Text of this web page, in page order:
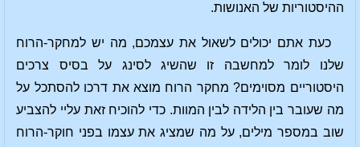
ההיסטוריות של האנושות.
כעת אתם יכולים לשאול את עצמכם, מה יש למחקר-הרוח
שלנו לומר למחשבה זו שהשיג לסינג על בסיס צרכים
היסטוריים מסוימים? מחקר הרוח מוצא את דרכו להסתכל על
מה שעובר בין הלידה לבין המוות. כדי להוכיח זאת עליי להצביע
שוב במספר מילים, על מה שמציג את עצמו בפני חוקר-הרוח